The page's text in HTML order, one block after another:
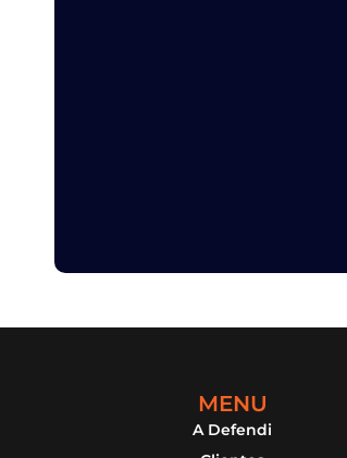
MENU
A Defendi